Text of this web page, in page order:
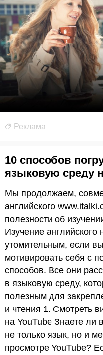
Реклама
10 способов
языковую среду
Мы продолжаем,
английского
полезности об
Изучение английского
утомительным, если
мотивировать себя с
способов. Все они
в языковую среду,
полезным для
и чтения 1. Смотреть
на YouTube Знаете ли
не только язык, но и
просмотре YouTube?